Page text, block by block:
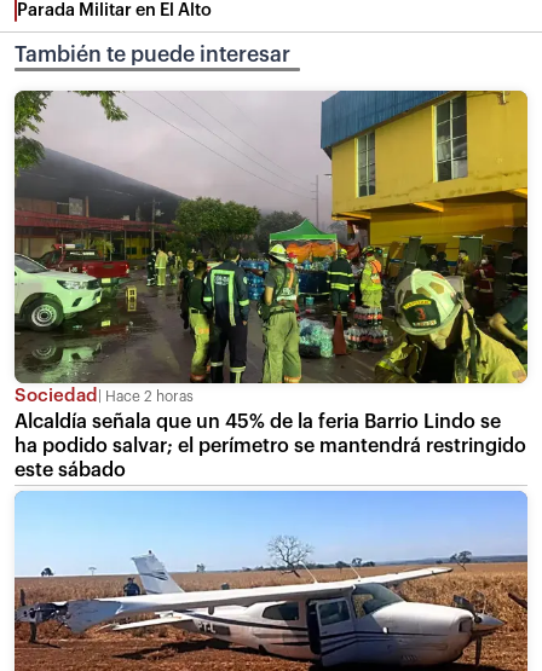
Parada Militar en El Alto
También te puede interesar
Sociedad Hace 2 horas
Alcaldía señala que un 45% de la feria Barrio Lindo se
ha podido salvar; el perímetro se mantendrá restringido
este sábado